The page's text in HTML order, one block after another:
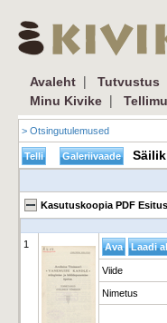
Avaleht | Tutvustus
Minu Kivike |
> Otsingutulemused
Kasutuskoopia PDF Esitus
1
Viide
Nimetus